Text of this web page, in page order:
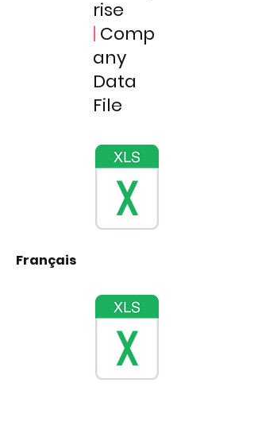
rise
| Comp
any
Data
File
Français